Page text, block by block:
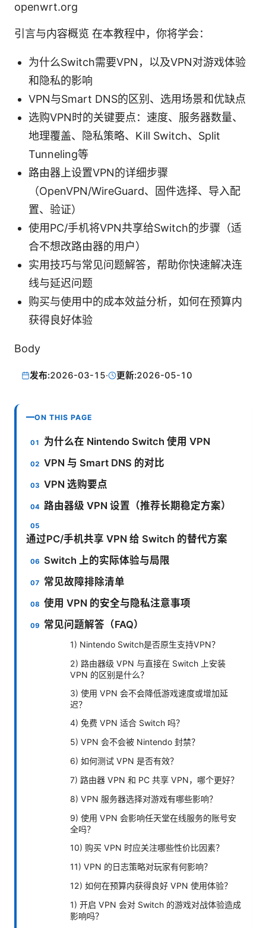
openwrt.org
引言与内容概览 在本教程中，你将学会：
为什么Switch需要VPN，以及VPN对游戏体验
和隐私的影响
VPN与Smart DNS的区别、选用场景和优缺点
选购VPN时的关键要点：速度、服务器数量、
地理覆盖、隐私策略、Kill Switch、Split
Tunneling等
路由器上设置VPN的详细步骤
（OpenVPN/WireGuard、固件选择、导入配
置、验证）
使用PC/手机将VPN共享给Switch的步骤（适
合不想改路由器的用户）
实用技巧与常见问题解答，帮助你快速解决连
线与延迟问题
购买与使用中的成本效益分析，如何在预算内
获得良好体验
Body
发布:2026-03-15· 更新:2026-05-10
ON THIS PAGE
为什么在 Nintendo Switch 使用 VPN
VPN 与 Smart DNS 的对比
VPN 选购要点
路由器级 VPN 设置（推荐长期稳定方案）
通过PC/手机共享 VPN 给 Switch 的替代方案
Switch 上的实际体验与局限
常见故障排除清单
使用 VPN 的安全与隐私注意事项
常见问题解答（FAQ）
1) Nintendo Switch是否原生支持VPN？
2) 路由器级 VPN 与直接在 Switch 上安装
VPN 的区别是什么？
3) 使用 VPN 会不会降低游戏速度或增加延
迟？
4) 免费 VPN 适合 Switch 吗？
5) VPN 会不会被 Nintendo 封禁？
6) 如何测试 VPN 是否有效？
7) 路由器 VPN 和 PC 共享 VPN，哪个更好？
8) VPN 服务器选择对游戏有哪些影响？
9) 使用 VPN 会影响任天堂在线服务的账号安
全吗？
10) 购买 VPN 时应关注哪些性价比因素？
11) VPN 的日志策略对玩家有何影响？
12) 如何在预算内获得良好 VPN 使用体验？
1) 开启 VPN 会对 Switch 的游戏对战体验造成
影响吗？